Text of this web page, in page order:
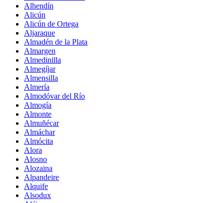
Alhendín
Alicún
Alicún de Ortega
Aljaraque
Almadén de la Plata
Almargen
Almedinilla
Almegíjar
Almensilla
Almería
Almodóvar del Río
Almogía
Almonte
Almuñécar
Almáchar
Almócita
Alora
Alosno
Alozaina
Alpandeire
Alquife
Alsodux